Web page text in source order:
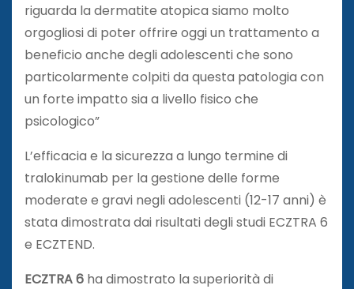
riguarda la dermatite atopica siamo molto
orgogliosi di poter offrire oggi un trattamento a
beneficio anche degli adolescenti che sono
particolarmente colpiti da questa patologia con
un forte impatto sia a livello fisico che
psicologico”
L’efficacia e la sicurezza a lungo termine di
tralokinumab per la gestione delle forme
moderate e gravi negli adolescenti (12-17 anni) è
stata dimostrata dai risultati degli studi ECZTRA 6
e ECZTEND.
ECZTRA 6 ha dimostrato la superiorità di